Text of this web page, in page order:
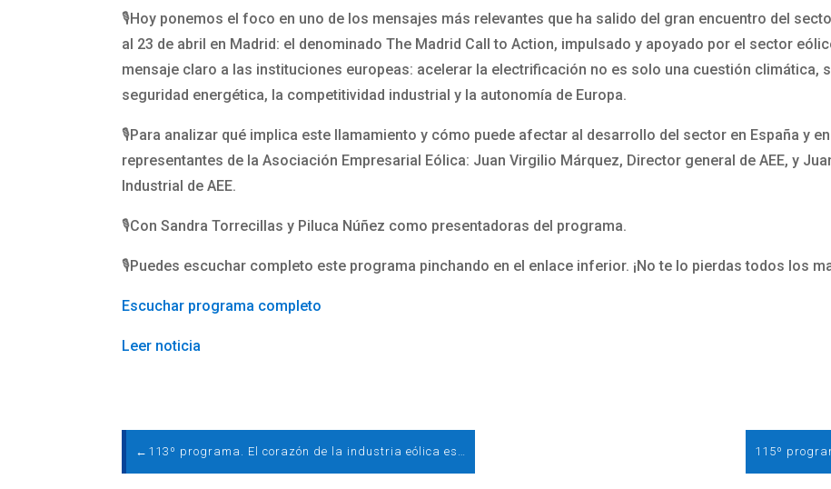
🎙️Hoy ponemos el foco en uno de los mensajes más relevantes que ha salido del gran encuentro del
al 23 de abril en Madrid: el denominado The Madrid Call to Action, impulsado y apoyado por el sector
mensaje claro a las instituciones europeas: acelerar la electrificación no es solo una cuestión climática,
seguridad energética, la competitividad industrial y la autonomía de Europa.
🎙️Para analizar qué implica este llamamiento y cómo puede afectar al desarrollo del sector en España y
representantes de la Asociación Empresarial Eólica: Juan Virgilio Márquez, Director general de AEE, y
Industrial de AEE.
🎙️Con Sandra Torrecillas y Piluca Núñez como presentadoras del programa.
🎙️Puedes escuchar completo este programa pinchando en el enlace inferior. ¡No te lo pierdas todos los
Escuchar programa completo
Leer noticia
←